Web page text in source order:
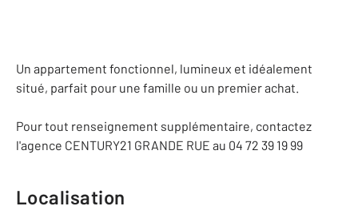
Un appartement fonctionnel, lumineux et idéalement
situé, parfait pour une famille ou un premier achat.
Pour tout renseignement supplémentaire, contactez
l'agence CENTURY21 GRANDE RUE au 04 72 39 19 99
Localisation